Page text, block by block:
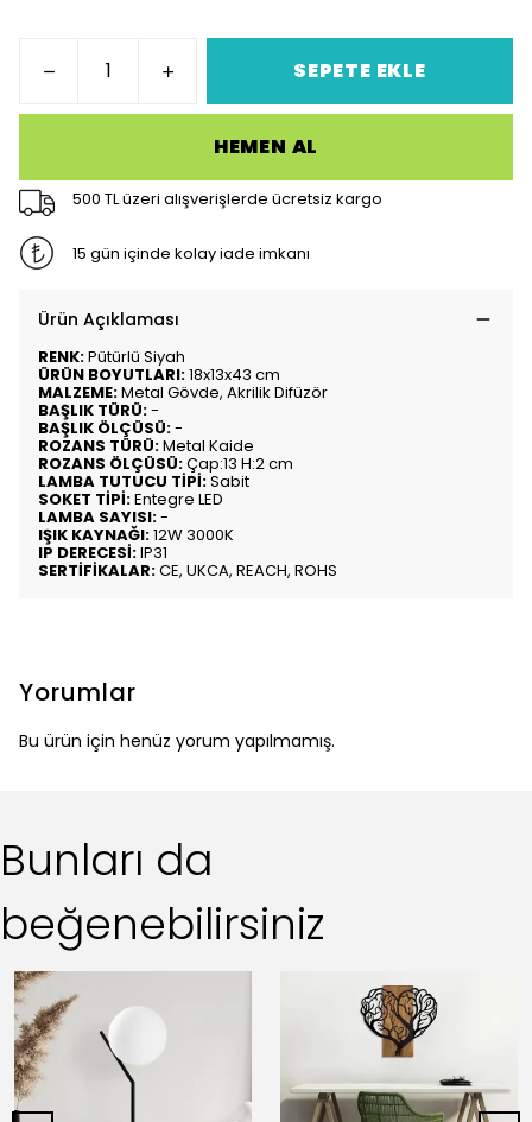
SEPETE EKLE
HEMEN AL
500 TL üzeri alışverişlerde ücretsiz kargo
15 gün içinde kolay iade imkanı
Ürün Açıklaması
RENK:Pütürlü Siyah
ÜRÜN BOYUTLARI:18x13x43 cm
MALZEME:Metal Gövde, Akrilik Difüzör
BAŞLIK TÜRÜ:-
BAŞLIK ÖLÇÜSÜ:-
ROZANS TÜRÜ:Metal Kaide
ROZANS ÖLÇÜSÜ:Çap:13 H:2 cm
LAMBA TUTUCU TİPİ:Sabit
SOKET TİPİ:Entegre LED
LAMBA SAYISI:-
IŞIK KAYNAĞI:12W 3000K
IP DERECESİ:IP31
SERTİFİKALAR:CE, UKCA, REACH, ROHS
Yorumlar
Bu ürün için henüz yorum yapılmamış.
Bunları da
beğenebilirsiniz